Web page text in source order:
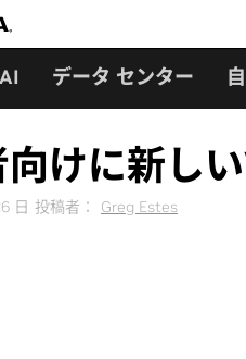
AI データ センター
向けに新し
日 投稿者： Greg Estes